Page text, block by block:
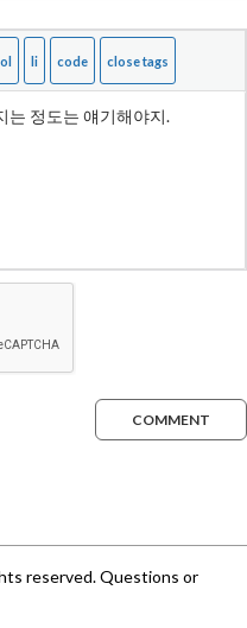
COMMENT
reserved. Questions or